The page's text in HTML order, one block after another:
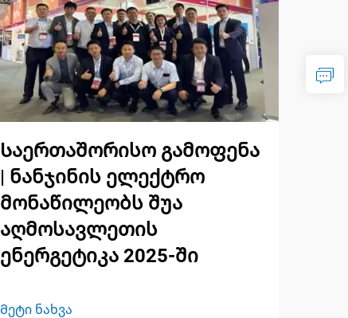
Საერთაშორისო გამოფენა
| ნანჯინის ელექტრო
მონაწილეობს შუა
აღმოსავლეთის
ენერგეტიკა 2025-ში
Მეტი ნახვა